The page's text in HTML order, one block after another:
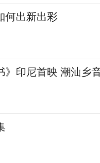
何出新出彩
》印尼首映 潮汕乡